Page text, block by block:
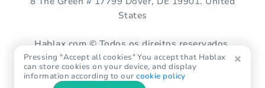
States
Hablax.com © Todos os direitos reservados.
Pressing "Accept all cookies" You accept that Hablax
can store cookies on your device, and display
information according to ourcookie policy